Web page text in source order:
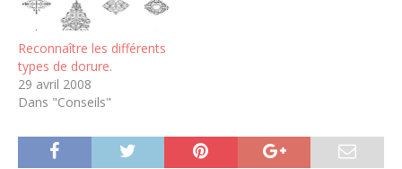
Reconnaître les différents
types de dorure.
29 avril 2008
Dans "Conseils"